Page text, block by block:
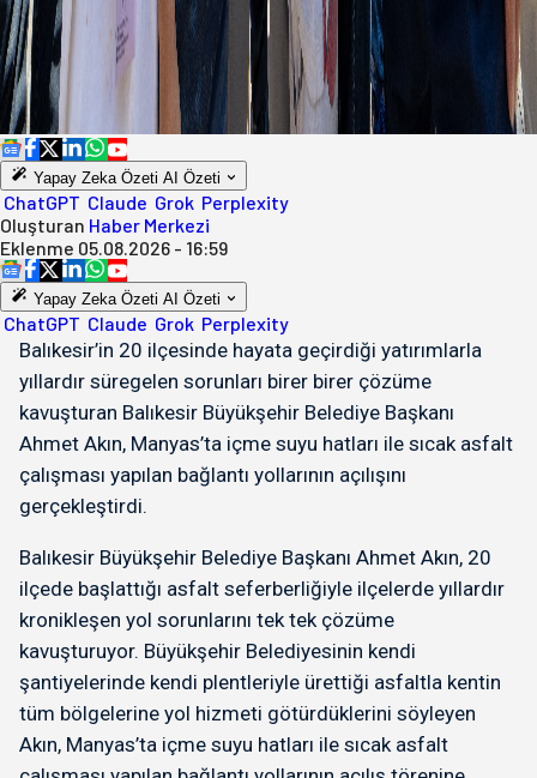
Yapay Zeka Özeti AI Özeti
ChatGPT Claude Grok Perplexity
Oluşturan Haber Merkezi
Eklenme 05.08.2026 - 16:59
Yapay Zeka Özeti AI Özeti
ChatGPT Claude Grok Perplexity
Balıkesir’in 20 ilçesinde hayata geçirdiği yatırımlarla
yıllardır süregelen sorunları birer birer çözüme
kavuşturan Balıkesir Büyükşehir Belediye Başkanı
Ahmet Akın, Manyas’ta içme suyu hatları ile sıcak asfalt
çalışması yapılan bağlantı yollarının açılışını
gerçekleştirdi.
Balıkesir Büyükşehir Belediye Başkanı Ahmet Akın, 20
ilçede başlattığı asfalt seferberliğiyle ilçelerde yıllardır
kronikleşen yol sorunlarını tek tek çözüme
kavuşturuyor. Büyükşehir Belediyesinin kendi
şantiyelerinde kendi plentleriyle ürettiği asfaltla kentin
tüm bölgelerine yol hizmeti götürdüklerini söyleyen
Akın, Manyas’ta içme suyu hatları ile sıcak asfalt